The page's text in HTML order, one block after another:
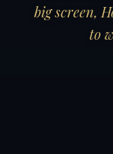
big screen,
to